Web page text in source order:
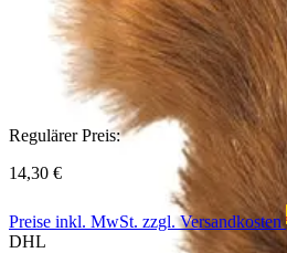
Regulärer Preis:
14,30 €
Preise inkl. MwSt. zzgl. Versandkosten
DHL